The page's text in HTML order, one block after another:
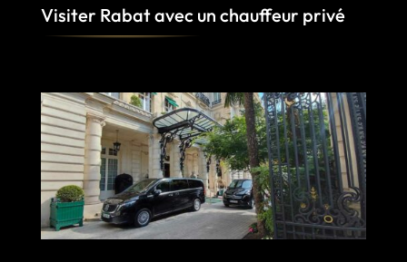
Visiter Rabat avec un chauffeur privé